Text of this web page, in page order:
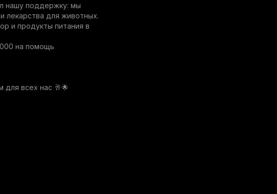
нашу поддержку: мы
лекарства для животных.
и продукты питания в
на помощь
для всех нас 🥂🌟